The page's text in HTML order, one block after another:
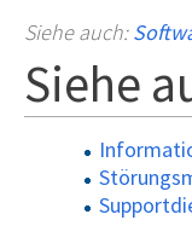
Siehe auch:
Siehe